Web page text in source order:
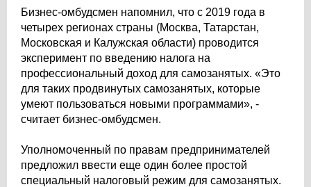
Бизнес-омбудсмен напомнил, что с 2019 года в
четырех регионах страны (Москва, Татарстан,
Московская и Калужская области) проводится
эксперимент по введению налога на
профессиональный доход для самозанятых. «Это
для таких продвинутых самозанятых, которые
умеют пользоваться новыми программами», -
считает бизнес-омбудсмен.
Уполномоченный по правам предпринимателей
предложил ввести еще один более простой
специальный налоговый режим для самозанятых.